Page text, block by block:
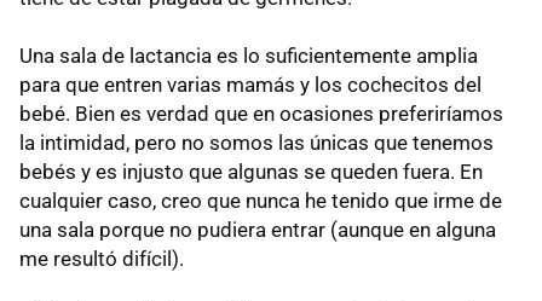
Una sala de lactancia es lo suficientemente amplia
para que entren varias mamás y los cochecitos del
bebé. Bien es verdad que en ocasiones preferiríamos
la intimidad, pero no somos las únicas que tenemos
bebés y es injusto que algunas se queden fuera. En
cualquier caso, creo que nunca he tenido que irme de
una sala porque no pudiera entrar (aunque en alguna
me resultó difícil).